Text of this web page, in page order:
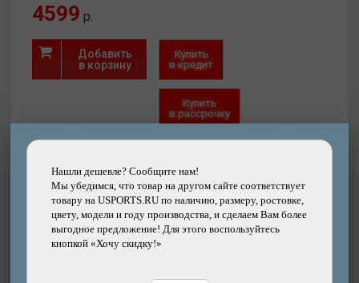
Нашли дешевле? Сообщите нам!
Мы убедимся, что товар на другом сайте соответствует
товару на USPORTS.RU по наличию, размеру, ростовке,
цвету, модели и году производства, и сделаем Вам более
выгодное предложение! Для этого воспользуйтесь
кнопкой «Хочу скидку!»
4599 р.
Добавить
в корзину
Купить
в кредит
Купить
в рассрочку